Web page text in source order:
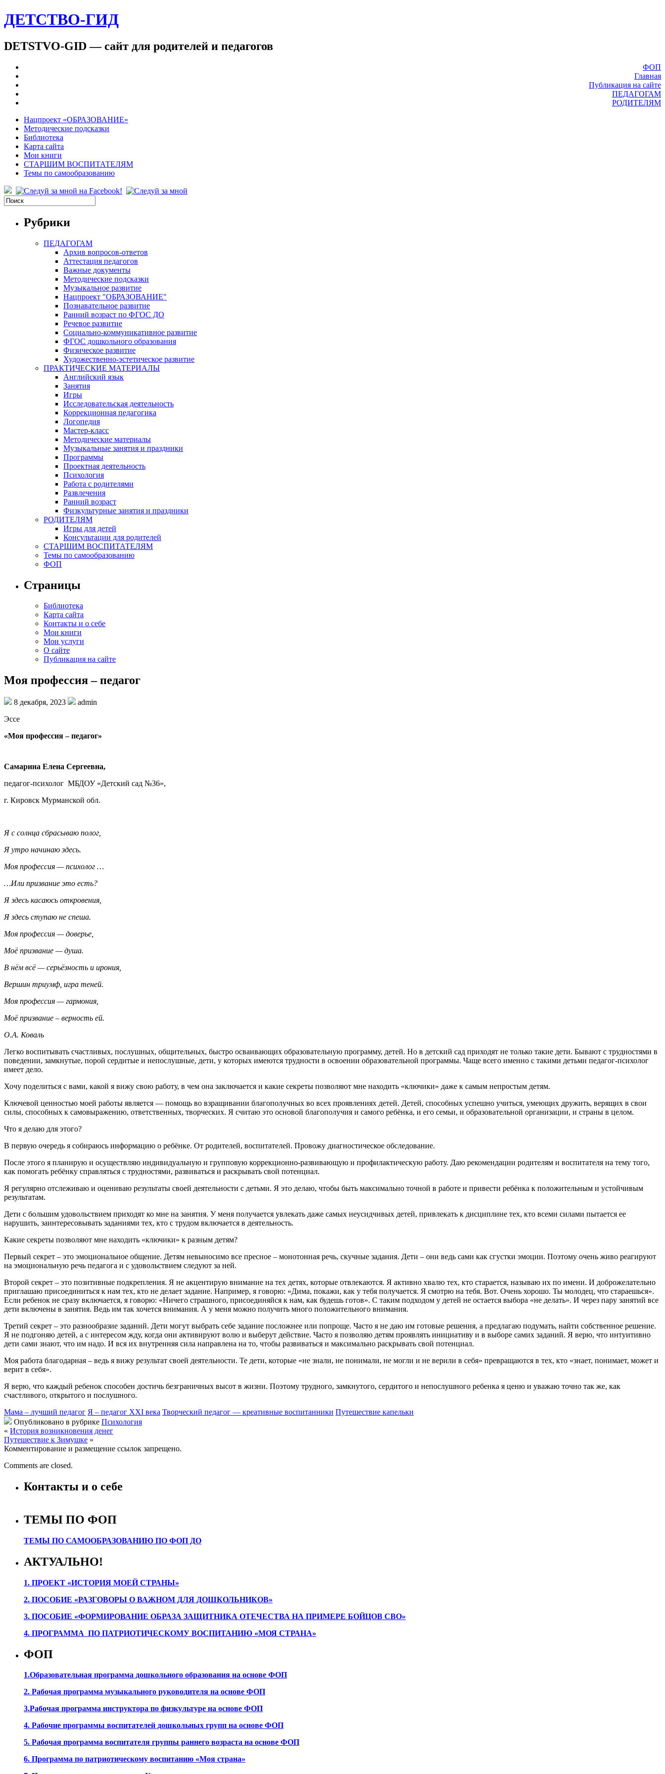
ДЕТСТВО-ГИД
DETSTVO-GID — сайт для родителей и педагогов
ФОП
Главная
Публикация на сайте
ПЕДАГОГАМ
РОДИТЕЛЯМ
Нацпроект «ОБРАЗОВАНИЕ»
Методические подсказки
Библиотека
Карта сайта
Мои книги
СТАРШИМ ВОСПИТАТЕЛЯМ
Темы по самообразованию
Рубрики
ПЕДАГОГАМ
Архив вопросов-ответов
Аттестация педагогов
Важные документы
Методические подсказки
Музыкальное развитие
Нацпроект "ОБРАЗОВАНИЕ"
Познавательное развитие
Ранний возраст по ФГОС ДО
Речевое развитие
Социально-коммуникативное развитие
ФГОС дошкольного образования
Физическое развитие
Художественно-эстетическое развитие
ПРАКТИЧЕСКИЕ МАТЕРИАЛЫ
Английский язык
Занятия
Игры
Исследовательская деятельность
Коррекционная педагогика
Логопедия
Мастер-класс
Методические материалы
Музыкальные занятия и праздники
Программы
Проектная деятельность
Психология
Работа с родителями
Развлечения
Ранний возраст
Физкультурные занятия и праздники
РОДИТЕЛЯМ
Игры для детей
Консультации для родителей
СТАРШИМ ВОСПИТАТЕЛЯМ
Темы по самообразованию
ФОП
Страницы
Библиотека
Карта сайта
Контакты и о себе
Мои книги
Мои услуги
О сайте
Публикация на сайте
Моя профессия – педагог
8 декабря, 2023
admin
Эссе
«Моя профессия – педагог»
Самарина Елена Сергеевна,
педагог-психолог МБДОУ «Детский сад №36»,
г. Кировск Мурманской обл.
Я с солнца сбрасываю полог,
Я утро начинаю здесь.
Моя профессия — психолог …
…Или призвание это есть?
Я здесь касаюсь откровения,
Я здесь ступаю не спеша.
Моя профессия — доверье,
Моё призвание — душа.
В нём всё — серьёзность и ирония,
Вершин триумф, игра теней.
Моя профессия — гармония,
Моё призвание – верность ей.
О.А. Коваль
Легко воспитывать счастливых, послушных, общительных, быстро осваивающих образовательную программу, детей. Но в детский сад приходят не только такие дети. Бывают с трудностями в
поведении, замкнутые, порой сердитые и непослушные, дети, у которых имеются трудности в освоении образовательной программы. Чаще всего именно с такими детьми педагог-психолог
имеет дело.
Хочу поделиться с вами, какой я вижу свою работу, в чем она заключается и какие секреты позволяют мне находить «ключики» даже к самым непростым детям.
Ключевой ценностью моей работы является — помощь во взращивании благополучных во всех проявлениях детей. Детей, способных успешно учиться, умеющих дружить, верящих в свои
силы, способных к самовыражению, ответственных, творческих. Я считаю это основой благополучия и самого ребёнка, и его семьи, и образовательной организации, и страны в целом.
Что я делаю для этого?
В первую очередь я собираюсь информацию о ребёнке. От родителей, воспитателей. Провожу диагностическое обследование.
После этого я планирую и осуществляю индивидуальную и групповую коррекционно-развивающую и профилактическую работу. Даю рекомендации родителям и воспитателя на тему того,
как помогать ребёнку справляться с трудностями, развиваться и раскрывать свой потенциал.
Я регулярно отслеживаю и оцениваю результаты своей деятельности с детьми. Я это делаю, чтобы быть максимально точной в работе и привести ребёнка к положительным и устойчивым
результатам.
Дети с большим удовольствием приходят ко мне на занятия. У меня получается увлекать даже самых неусидчивых детей, привлекать к дисциплине тех, кто всеми силами пытается ее
нарушить, заинтересовывать заданиями тех, кто с трудом включается в деятельность.
Какие секреты позволяют мне находить «ключики» к разным детям?
Первый секрет – это эмоциональное общение. Детям невыносимо все пресное – монотонная речь, скучные задания. Дети – они ведь сами как сгустки эмоции. Поэтому очень живо реагируют
на эмоциональную речь педагога и с удовольствием следуют за ней.
Второй секрет – это позитивные подкрепления. Я не акцентирую внимание на тех детях, которые отвлекаются. Я активно хвалю тех, кто старается, называю их по имени. И доброжелательно
приглашаю присоединиться к нам тех, кто не делает задание. Например, я говорю: «Дима, покажи, как у тебя получается. Я смотрю на тебя. Вот. Очень хорошо. Ты молодец, что стараешься».
Если ребенок не сразу включается, я говорю: «Ничего страшного, присоединяйся к нам, как будешь готов». С таким подходом у детей не остается выбора «не делать». И через пару занятий все
дети включены в занятия. Ведь им так хочется внимания. А у меня можно получить много положительного внимания.
Третий секрет – это разнообразие заданий. Дети могут выбрать себе задание посложнее или попроще. Часто я не даю им готовые решения, а предлагаю подумать, найти собственное решение.
Я не подгоняю детей, а с интересом жду, когда они активируют волю и выберут действие. Часто я позволяю детям проявлять инициативу и в выборе самих заданий. Я верю, что интуитивно
дети сами знают, что им надо. И вся их внутренняя сила направлена на то, чтобы развиваться и максимально раскрывать свой потенциал.
Моя работа благодарная – ведь я вижу результат своей деятельности. Те дети, которые «не знали, не понимали, не могли и не верили в себя» превращаются в тех, кто «знает, понимает, может и
верит в себя».
Я верю, что каждый ребенок способен достичь безграничных высот в жизни. Поэтому трудного, замкнутого, сердитого и непослушного ребенка я ценю и уважаю точно так же, как
счастливого, открытого и послушного.
Мама – лучший педагог Я – педагог XXI века Творческий педагог — креативные воспитанники Путешествие капельки
Опубликовано в рубрике Психология
« История возникновения денег
Путешествие к Зимушке »
Комментирование и размещение ссылок запрещено.
Comments are closed.
Контакты и о себе
ТЕМЫ ПО ФОП
ТЕМЫ ПО САМООБРАЗОВАНИЮ ПО ФОП ДО
АКТУАЛЬНО!
1. ПРОЕКТ «ИСТОРИЯ МОЕЙ СТРАНЫ»
2. ПОСОБИЕ «РАЗГОВОРЫ О ВАЖНОМ ДЛЯ ДОШКОЛЬНИКОВ»
3. ПОСОБИЕ «ФОРМИРОВАНИЕ ОБРАЗА ЗАЩИТНИКА ОТЕЧЕСТВА НА ПРИМЕРЕ БОЙЦОВ СВО»
4. ПРОГРАММА ПО ПАТРИОТИЧЕСКОМУ ВОСПИТАНИЮ «МОЯ СТРАНА»
ФОП
1.Образовательная программа дошкольного образования на основе ФОП
2. Рабочая программа музыкального руководителя на основе ФОП
3.Рабочая программа инструктора по физкультуре на основе ФОП
4. Рабочие программы воспитателей дошкольных групп на основе ФОП
5. Рабочая программа воспитателя группы раннего возраста на основе ФОП
6. Программа по патриотическому воспитанию «Моя страна»